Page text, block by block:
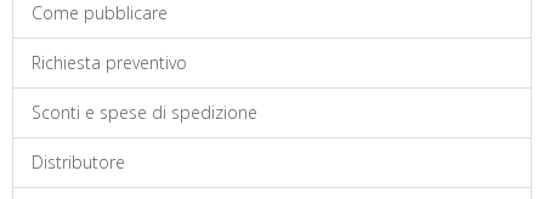
Come pubblicare
Richiesta preventivo
Sconti e spese di spedizione
Distributore